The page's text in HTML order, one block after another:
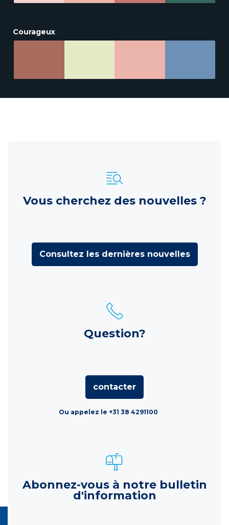
Courageux
Vous cherchez des nouvelles ?
Consultez les dernières nouvelles
Question?
contacter
Ou appelez le +31 38 4291100
Abonnez-vous à notre bulletin
d'information